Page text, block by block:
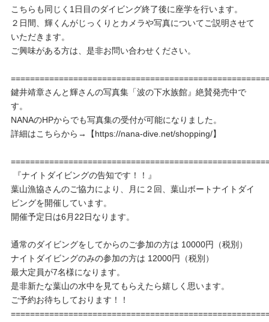
こちらも同じく1日目のダイビング終了後に座学を行います。
２日間、輝くんがじっくりとカメラや写真についてご説明させて
いただきます。
ご興味がある方は、是非お問い合わせください。
鍵井靖章さんと輝さんの写真集「波の下水族館』絶賛発売中で
す。
NANAのHPからでも写真集の受付が可能になりました。
詳細はこちらから→【https://nana-dive.net/shopping/】
『ナイトダイビングの告知です！！』
葉山漁協さんのご協力により、月に２回、葉山ボートナイトダイ
ビングを開催しています。
開催予定日は6月22日なります。
通常のダイビングをしてからのご参加の方は 10000円（税別）
ナイトダイビングのみの参加の方は 12000円（税別）
最大定員が7名様になります。
是非新たな葉山の水中を見てもらえたら嬉しく思います。
ご予約お待ちしております！！